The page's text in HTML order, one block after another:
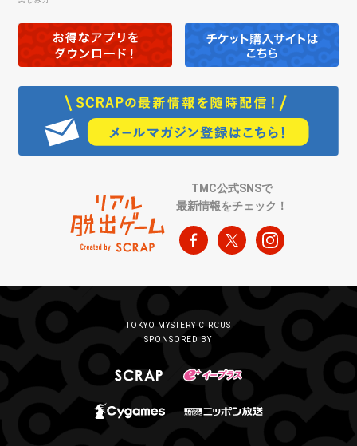
TMC公式SNSで
最新情報をチェック！
TOKYO MYSTERY CIRCUS
SPONSORED BY